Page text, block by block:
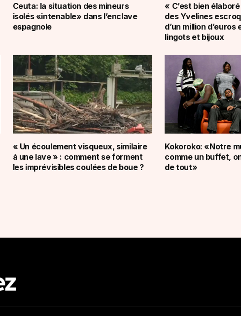
Ceuta: la situation des mineurs
isolés «intenable» dans l’enclave
espagnole
« C’est bien
des Yvelines
d’un million d’euros
lingots et bijoux
« Un écoulement visqueux, similaire
à une lave » : comment se forment
les imprévisibles coulées de boue ?
Kokoroko: «Notre
comme un buffet,
de tout»